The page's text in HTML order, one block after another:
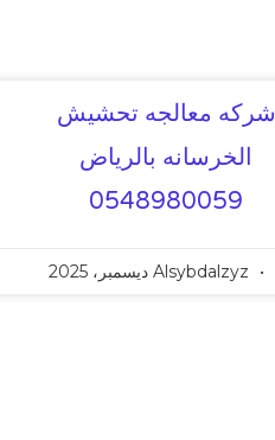
شركه معالجه تحشيش
الخرسانه بالرياض
0548980059
Alsybdalzyz